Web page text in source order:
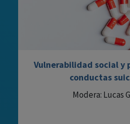
Vulnerabilidad social y
conductas
Modera: Lucas